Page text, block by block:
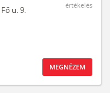
Fő u. 9.
értékelés
MEGNÉZEM